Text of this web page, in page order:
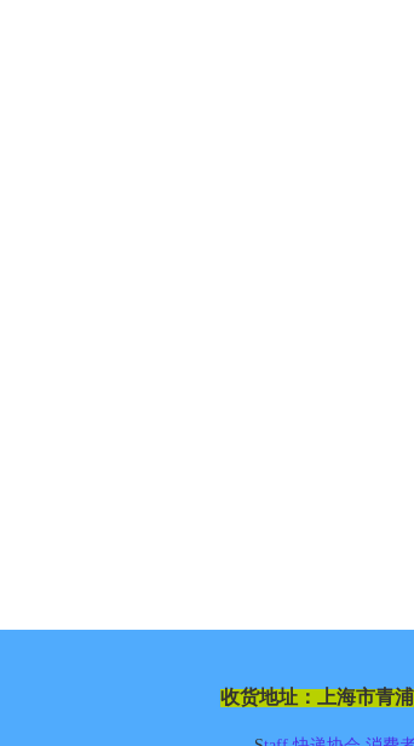
收货地址： 上海市青